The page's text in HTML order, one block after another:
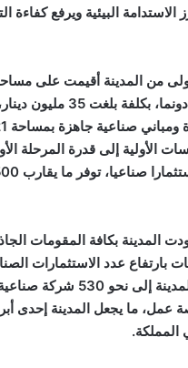
الاستدامة البيئية ويرفع كفاءة
دونما من أصل 2475 دونما، بكلفة
الأولية إلى قدرة المرحلة
المدينة بكافة المقومات
بارتفاع عدد الاستثمارات
اكتمال جميع مراحل المدينة إلى
ألف فرصة عمل، ما يجعل المدينة إحدى
المملكة.